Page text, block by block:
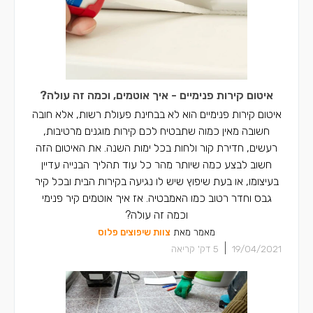
איטום קירות פנימיים - איך אוטמים, וכמה זה עולה?
איטום קירות פנימיים הוא לא בבחינת פעולת רשות, אלא חובה
חשובה מאין כמוה שתבטיח לכם קירות מוגנים מרטיבות,
רעשים, חדירת קור ולחות בכל ימות השנה. את האיטום הזה
חשוב לבצע כמה שיותר מהר כל עוד תהליך הבנייה עדיין
בעיצומו, או בעת שיפוץ שיש לו נגיעה בקירות הבית ובכל קיר
גבס וחדר רטוב כמו האמבטיה. אז איך אוטמים קיר פנימי
וכמה זה עולה?
מאמר מאת צוות שיפוצים פלוס
19/04/2021
5 דק' קריאה